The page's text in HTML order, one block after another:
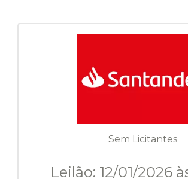
Sem Licitantes
Leilão: 12/01/2026